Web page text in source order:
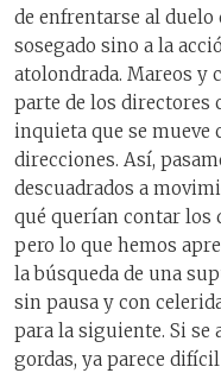
de enfrentarse al
sosegado sino a la
atolondrada. Mareos y
parte de los directores
inquieta que se mueve
direcciones. Así,
descuadrados a
qué querían contar los
pero lo que hemos
la búsqueda de una
sin pausa y con
para la siguiente. Si se
gordas, ya parece